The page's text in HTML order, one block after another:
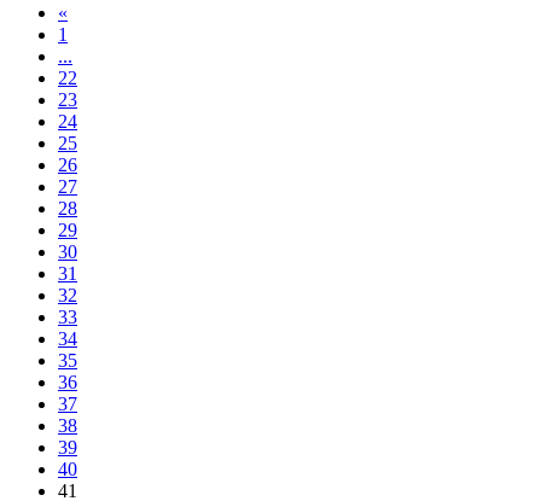
«
1
...
22
23
24
25
26
27
28
29
30
31
32
33
34
35
36
37
38
39
40
41